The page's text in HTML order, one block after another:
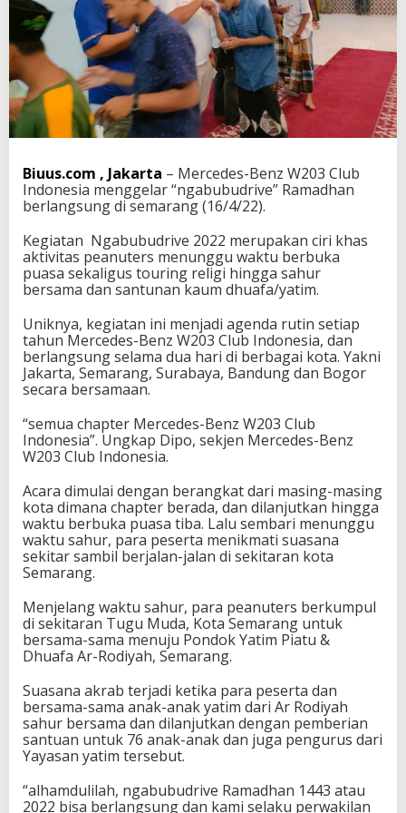
u
b
I
n
d
o
n
e
s
a
,
N
a
b
u
b
d
v
e
a
m
a
d
a
n
2
0
2
Biuus.com , Jakarta – Mercedes-Benz W203 Club
Indonesia menggelar “ngabubudrive” Ramadhan
berlangsung di semarang (16/4/22).
Kegiatan Ngabubudrive 2022 merupakan ciri khas
aktivitas peanuters menunggu waktu berbuka
puasa sekaligus touring religi hingga sahur
bersama dan santunan kaum dhuafa/yatim.
Uniknya, kegiatan ini menjadi agenda rutin setiap
tahun Mercedes-Benz W203 Club Indonesia, dan
berlangsung selama dua hari di berbagai kota. Yakni
Jakarta, Semarang, Surabaya, Bandung dan Bogor
secara bersamaan.
“semua chapter Mercedes-Benz W203 Club
Indonesia”. Ungkap Dipo, sekjen Mercedes-Benz
W203 Club Indonesia.
Acara dimulai dengan berangkat dari masing-masing
kota dimana chapter berada, dan dilanjutkan hingga
waktu berbuka puasa tiba. Lalu sembari menunggu
waktu sahur, para peserta menikmati suasana
sekitar sambil berjalan-jalan di sekitaran kota
Semarang.
Menjelang waktu sahur, para peanuters berkumpul
di sekitaran Tugu Muda, Kota Semarang untuk
bersama-sama menuju Pondok Yatim Piatu &
Dhuafa Ar-Rodiyah, Semarang.
Suasana akrab terjadi ketika para peserta dan
bersama-sama anak-anak yatim dari Ar Rodiyah
sahur bersama dan dilanjutkan dengan pemberian
santuan untuk 76 anak-anak dan juga pengurus dari
Yayasan yatim tersebut.
“alhamdulilah, ngabubudrive Ramadhan 1443 atau
2022 bisa berlangsung dan kami selaku perwakilan